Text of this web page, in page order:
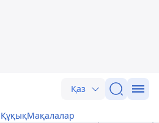
Қаз
ҚұқықМақалалар